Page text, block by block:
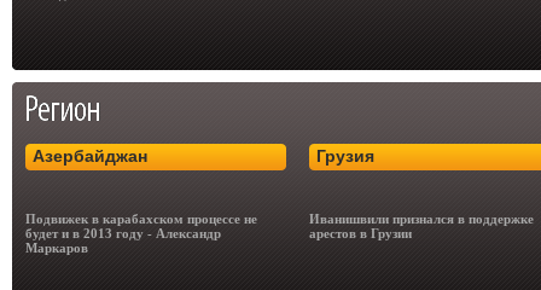
Азербайджан
Подвижек в карабахском процессе не
будет и в 2013 году - Александр
Маркаров
Грузия
Иванишвили признался в поддержке
арестов в Грузии